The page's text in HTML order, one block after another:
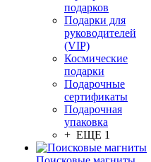
подарков
Подарки для
руководителей
(VIP)
Космические
подарки
Подарочные
сертификаты
Подарочная
упаковка
+ ЕЩЕ 1